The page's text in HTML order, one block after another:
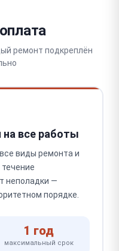
ремонт подкреплён
на все работы
виды ремонта и
неполадки —
порядке.
1 год
максимальный срок